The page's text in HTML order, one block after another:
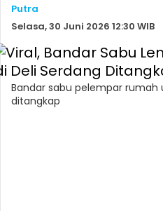
Putra
Selasa, 30 Juni 2026 12:30 WIB
Bandar sabu pelempar rumah
ditangkap